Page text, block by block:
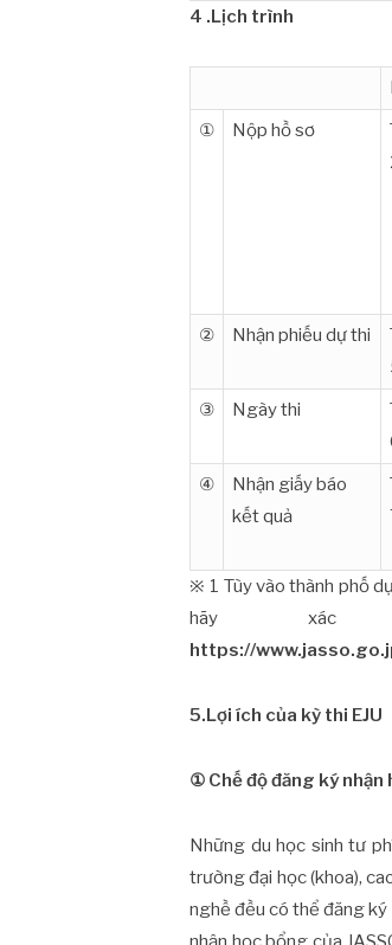
4 .Lịch trình
①
Nộp hồ sơ
② Nhận phiếu dự thi
③ Ngày thi
④
Nhận giấy báo
kết quả
※ 1 Tùy vào thành phố
hãy xác
https://
5.Lợi ích của kỳ thi EJU
① Chế độ đăng ký nhận
Những du học sinh tư
trường đại học (khoa),
nghề đều có thể đăng ký